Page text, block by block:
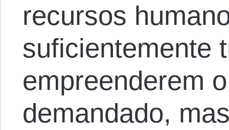
recursos
suficientemente
empreenderem
demandado,